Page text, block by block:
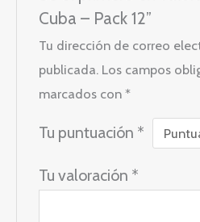
Cuba – Pack 12”
Tu dirección de correo
publicada. Los campos
marcados con*
Tu puntuación *
Tu valoración *